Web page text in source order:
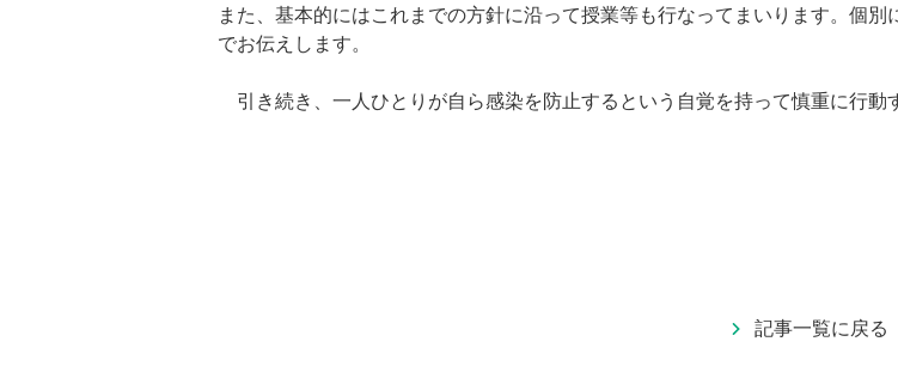
また、基本的にはこれまでの方針に沿って授業等も行なってまいります。個
でお伝えします。
引き続き、一人ひとりが自ら感染を防止するという自覚を持って慎重に行動
記事一覧に戻る